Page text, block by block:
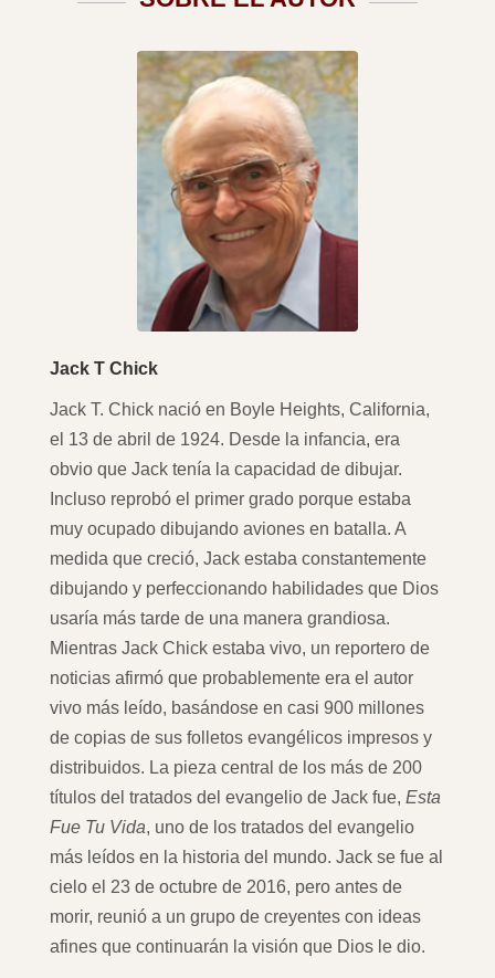
Jack T Chick
Jack T. Chick nació en Boyle Heights, California,
el 13 de abril de 1924. Desde la infancia, era
obvio que Jack tenía la capacidad de dibujar.
Incluso reprobó el primer grado porque estaba
muy ocupado dibujando aviones en batalla. A
medida que creció, Jack estaba constantemente
dibujando y perfeccionando habilidades que Dios
usaría más tarde de una manera grandiosa.
Mientras Jack Chick estaba vivo, un reportero de
noticias afirmó que probablemente era el autor
vivo más leído, basándose en casi 900 millones
de copias de sus folletos evangélicos impresos y
distribuidos. La pieza central de los más de 200
títulos del tratados del evangelio de Jack fue, Esta
Fue Tu Vida, uno de los tratados del evangelio
más leídos en la historia del mundo. Jack se fue al
cielo el 23 de octubre de 2016, pero antes de
morir, reunió a un grupo de creyentes con ideas
afines que continuarán la visión que Dios le dio.